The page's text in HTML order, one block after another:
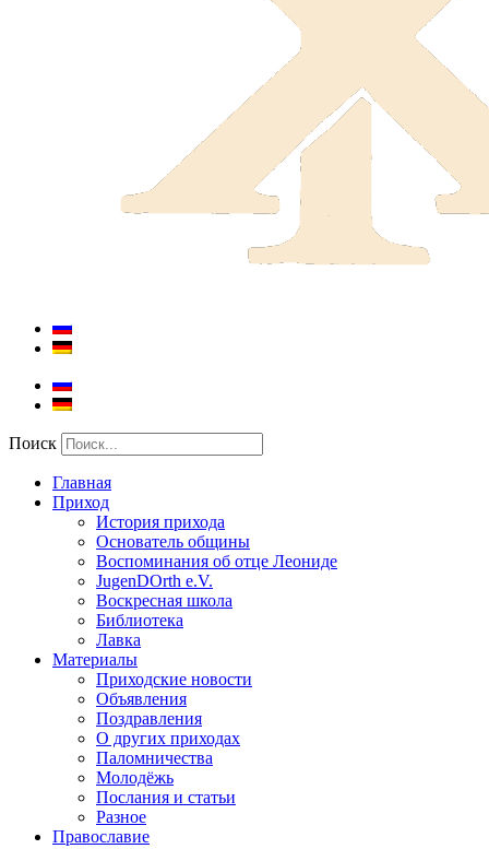
Поиск
Главная
Приход
История прихода
Основатель общины
Воспоминания об отце Леониде
JugenDOrth e.V.
Воскресная школа
Библиотека
Лавка
Материалы
Приходские новости
Объявления
Поздравления
О других приходах
Паломничества
Молодёжь
Послания и статьи
Разное
Православие